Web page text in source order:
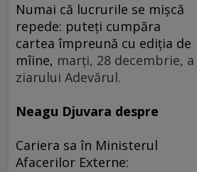
Numai că lucrurile se mişcă
repede: puteţi cumpăra
cartea împreună cu ediţia de
mîine, marţi, 28 decembrie, a
ziarului Adevărul.
Neagu Djuvara despre
Cariera sa în Ministerul
Afacerilor Externe: